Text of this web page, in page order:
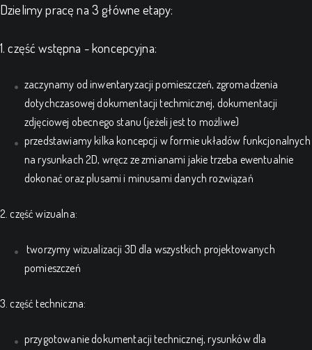
Dzielimy pracę na 3 główne etapy:
1. część wstępna - koncepcyjna:
zaczynamy od inwentaryzacji pomieszczeń, zgromadzenia
dotychczasowej dokumentacji techmicznej, dokumentacji
zdjęciowej obecnego stanu (jeżeli jest to możliwe)
przedstawiamy kilka koncepcji w formie układów funkcjonalnych
na rysunkach 2D, wręcz ze zmianami jakie trzeba ewentualnie
dokonać oraz plusami i minusami danych rozwiązań
2. część wizualna:
tworzymy wizualizacji 3D dla wszystkich projektowanych
pomieszczeń
3. część techniczna:
przygotowanie dokumentacji technicznej, rysunków dla